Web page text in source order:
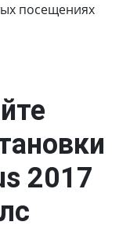
посещениях
2017